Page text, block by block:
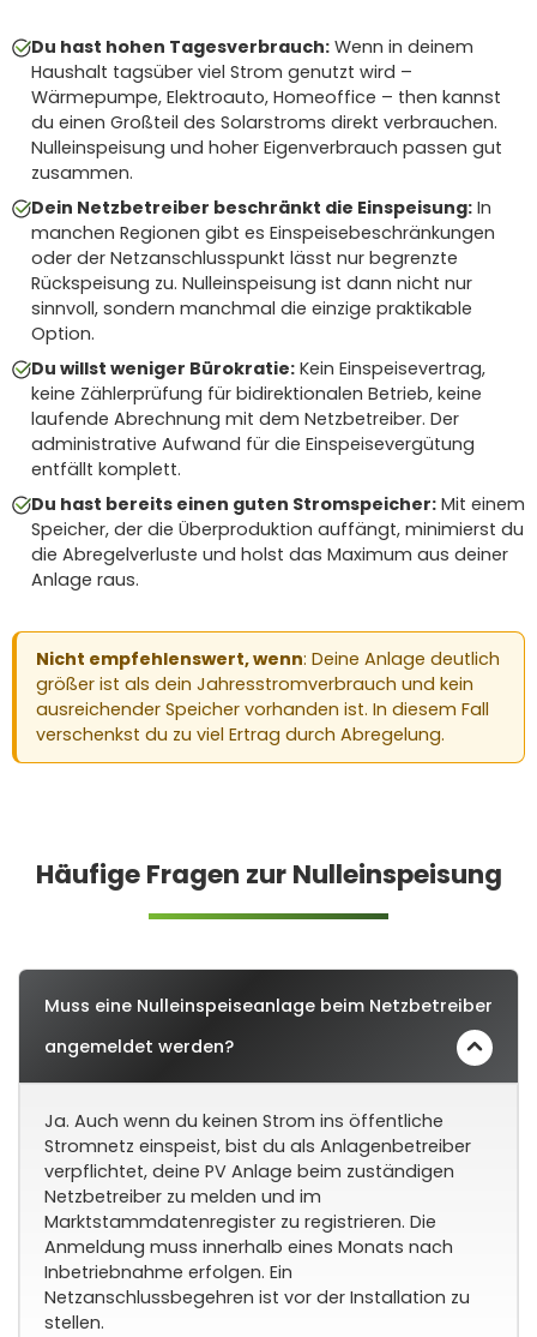
Du hast hohen Tagesverbrauch: Wenn in deinem
Haushalt tagsüber viel Strom genutzt wird –
Wärmepumpe, Elektroauto, Homeoffice – then kannst
du einen Großteil des Solarstroms direkt verbrauchen.
Nulleinspeisung und hoher Eigenverbrauch passen gut
zusammen.
Dein Netzbetreiber beschränkt die Einspeisung: In
manchen Regionen gibt es Einspeisebeschränkungen
oder der Netzanschlusspunkt lässt nur begrenzte
Rückspeisung zu. Nulleinspeisung ist dann nicht nur
sinnvoll, sondern manchmal die einzige praktikable
Option.
Du willst weniger Bürokratie: Kein Einspeisevertrag,
keine Zählerprüfung für bidirektionalen Betrieb, keine
laufende Abrechnung mit dem Netzbetreiber. Der
administrative Aufwand für die Einspeisevergütung
entfällt komplett.
Du hast bereits einen guten Stromspeicher: Mit einem
Speicher, der die Überproduktion auffängt, minimierst du
die Abregelverluste und holst das Maximum aus deiner
Anlage raus.
Nicht empfehlenswert, wenn: Deine Anlage deutlich
größer ist als dein Jahresstromverbrauch und kein
ausreichender Speicher vorhanden ist. In diesem Fall
verschenkst du zu viel Ertrag durch Abregelung.
Häufige Fragen zur Nulleinspeisung
Muss eine Nulleinspeiseanlage beim Netzbetreiber
angemeldet werden?
Ja. Auch wenn du keinen Strom ins öffentliche
Stromnetz einspeist, bist du als Anlagenbetreiber
verpflichtet, deine PV Anlage beim zuständigen
Netzbetreiber zu melden und im
Marktstammdatenregister zu registrieren. Die
Anmeldung muss innerhalb eines Monats nach
Inbetriebnahme erfolgen. Ein
Netzanschlussbegehren ist vor der Installation zu
stellen.